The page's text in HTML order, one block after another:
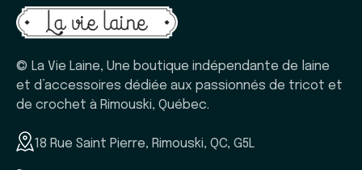
© La Vie Laine, Une boutique indépendante de laine
et d’accessoires dédiée aux passionnés de tricot et
de crochet à Rimouski, Québec.
18 Rue Saint Pierre, Rimouski, QC, G5L